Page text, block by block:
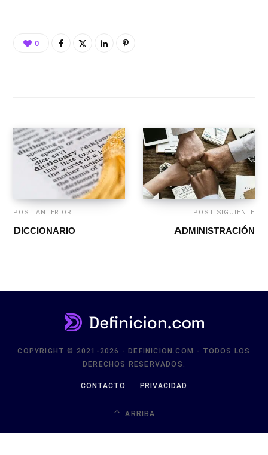
0
POST ANTERIOR
DICCIONARIO
POST SIGUIENTE
ADMINISTRACIÓN
COPYRIGHT © 2021-2026 - DEFINICION.COM - TODOS LOS
DERECHOS RESERVADOS.
CONTACTO PRIVACIDAD
ARRIBA